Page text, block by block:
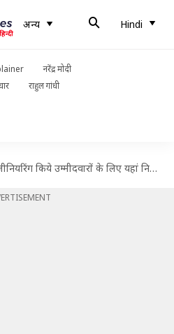
अन्य Hindi
नरेंद्र मोदी
राहुल गांधी
किये उम्मीदवारों के लिए यहां निकली भर्ती, जल्द करें आवेदन